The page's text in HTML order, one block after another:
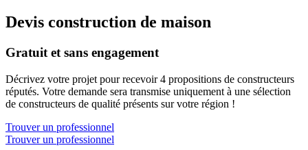
Devis construction de maison
Gratuit et sans engagement
Décrivez votre projet pour recevoir 4 propositions de constructeurs
réputés. Votre demande sera transmise uniquement à une sélection
de constructeurs de qualité présents sur votre région !
Trouver un professionnel
Trouver un professionnel